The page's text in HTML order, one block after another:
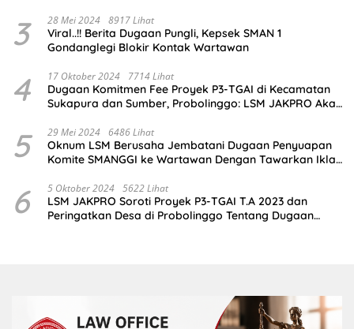
3 28 Mei 2024 8917 Lihat
Viral..!! Berita Dugaan Pungli, Kepsek SMAN 1
Gondanglegi Blokir Kontak Wartawan
4 17 Oktober 2024 7714 Lihat
Dugaan Komitmen Fee Proyek P3-TGAI di Kecamatan
Sukapura dan Sumber, Probolinggo: LSM JAKPRO Akan
5 29 Mei 2024 6486 Lihat
Oknum LSM Berusaha Jembatani Dugaan Penyuapan
Komite SMANGGI ke Wartawan Dengan Tawarkan Iklan
6 5 Oktober 2024 5622 Lihat
LSM JAKPRO Soroti Proyek P3-TGAI T.A 2023 dan
Peringatkan Desa di Probolinggo Tentang Dugaan